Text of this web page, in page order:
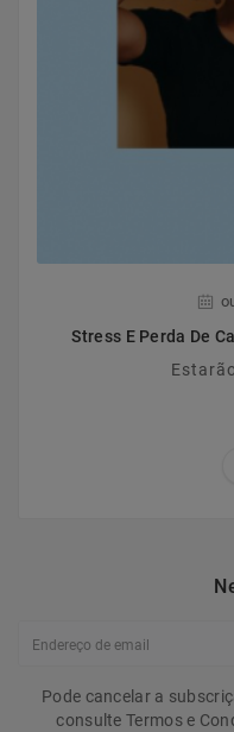
Stress E Perda De
Pode cancelar a
consulte Termos e